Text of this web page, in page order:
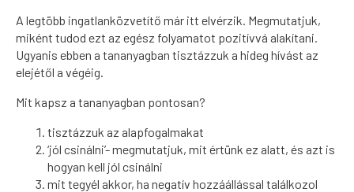
A legtöbb ingatlanközvetítő már itt elvérzik. Megmutatjuk,
miként tudod ezt az egész folyamatot pozitívvá alakítani.
Ugyanis ebben a tananyagban tisztázzuk a hideg hívást az
elejétől a végéig.
Mit kapsz a tananyagban pontosan?
tisztázzuk az alapfogalmakat
‘jól csinálni’- megmutatjuk, mit értünk ez alatt, és azt is
hogyan kell jól csinálni
mit tegyél akkor, ha negatív hozzáállással találkozol